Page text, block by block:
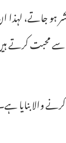
جاتے، لہذا
سے محبت کرتے
والا بنایا